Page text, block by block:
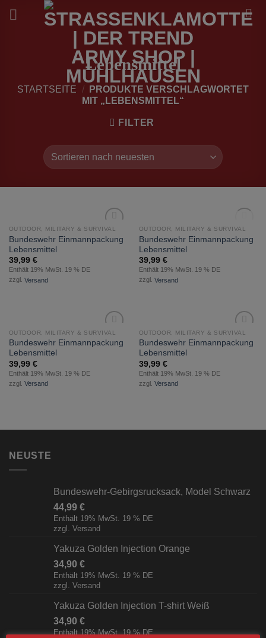
Inhalt
Lebensmittel
STARTSEITE /
PRODUKTE VERSCHLAGWORTET
MIT „LEBENSMITTEL“
FILTER
Wunschliste
OUTDOOR, MILITARY & SURVIVAL
Bundeswehr Einmannpackung
Lebensmittel
39,99 €
Enthält 19% MwSt. 19 % DE
zzgl. Versand
Wunschliste
NICHT VORRÄTIG
OUTDOOR, MILITARY & SURVIVAL
Bundeswehr Einmannpackung
Lebensmittel
39,99 €
Enthält 19% MwSt. 19 % DE
zzgl. Versand
zur
Wunschliste
OUTDOOR, MILITARY & SURVIVAL
Bundeswehr Einmannpackung
Lebensmittel
39,99 €
Enthält 19% MwSt. 19 % DE
zzgl. Versand
zur
Wunschliste
OUTDOOR, MILITARY & SURVIVAL
Bundeswehr Einmannpackung
Lebensmittel
39,99 €
Enthält 19% MwSt. 19 % DE
zzgl. Versand
NEUSTE
Bundeswehr-Gebirgsrucksack, Model Schwarz
44,99 €
Enthält 19% MwSt. 19 % DE
zzgl. Versand
Yakuza Golden Injection Orange
34,90 €
Enthält 19% MwSt. 19 % DE
zzgl. Versand
Yakuza Golden Injection T-shirt Weiß
34,90 €
Enthält 19% MwSt. 19 % DE